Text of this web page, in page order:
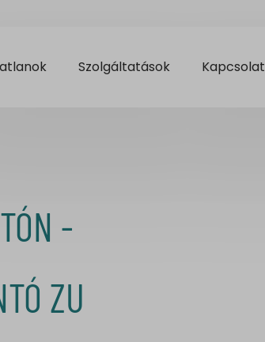
Szolgáltatások Kapcsolat
-
ZU